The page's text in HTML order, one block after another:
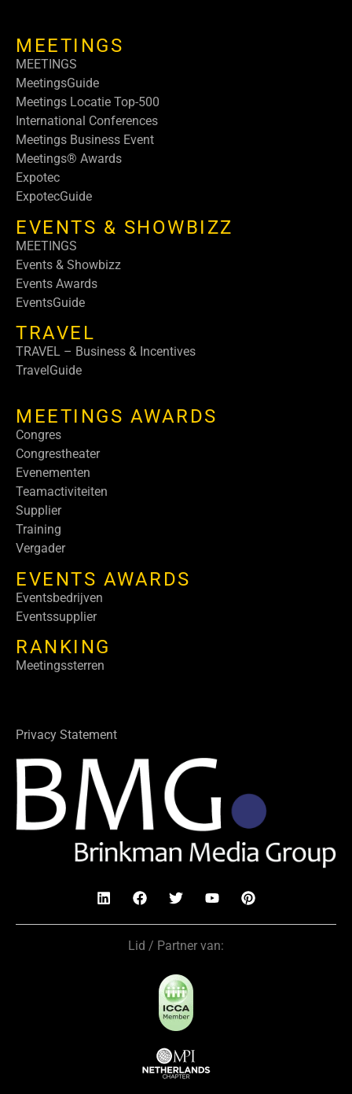
MEETINGS
MEETINGS
MeetingsGuide
Meetings Locatie Top-500
International Conferences
Meetings Business Event
Meetings® Awards
Expotec
ExpotecGuide
EVENTS & SHOWBIZZ
MEETINGS
Events & Showbizz
Events Awards
EventsGuide
TRAVEL
TRAVEL – Business & Incentives
TravelGuide
MEETINGS AWARDS
Congres
Congrestheater
Evenementen
Teamactiviteiten
Supplier
Training
Vergader
EVENTS AWARDS
Eventsbedrijven
Eventssupplier
RANKING
Meetingssterren
Privacy Statement
Lid / Partner van: